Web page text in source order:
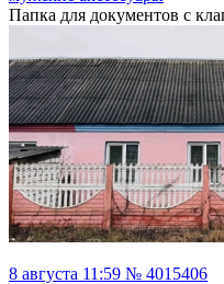
Папка для документов с
8 августа 11:59 № 4015406